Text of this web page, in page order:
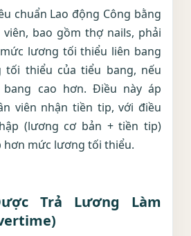
chuẩn Lao động Công bằng
viên, bao gồm thợ nails, phải
lương tối thiểu liên bang
tối thiểu của tiểu bang, nếu
cao hơn. Điều này áp
viên nhận tiền tip, với điều
(lương cơ bản + tiền tip)
mức lương tối thiểu.
Trả Lương Làm